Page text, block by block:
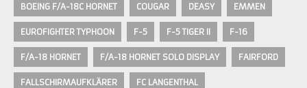
BOEING F/A-18C HORNET COUGAR DEASY EMMEN
EUROFIGHTER TYPHOON F-5 F-5 TIGER II F-16
F/A-18 HORNET F/A-18 HORNET SOLO DISPLAY FAIRFORD
FALLSCHIRMAUFKLÄRER FC LANGENTHAL